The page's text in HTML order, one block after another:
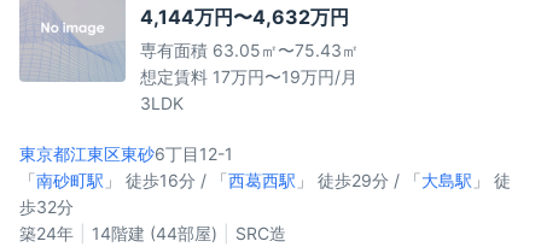
4,144万円〜4,632万円
専有面積 63.05㎡〜75.43㎡
想定賃料 17万円〜19万円/月
3LDK
東京都江東区東砂6丁目12-1
「南砂町駅 」 徒歩16分 / 「西葛西駅 」 徒歩29分 / 「大島駅 」 徒
歩32分
築24年
14階建 (44部屋) SRC造